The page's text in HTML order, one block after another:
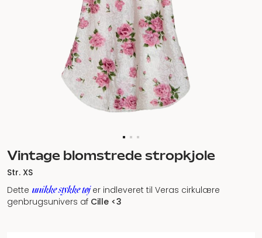
Vintage blomstrede stropkjole
Str. XS
Dette unikke stykke tøjer indleveret til Veras cirkulære
genbrugsunivers af Cille <3